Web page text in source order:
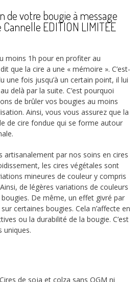
de votre bougie à message
EDITION LIMITEE
moins 1h pour en profiter au
que la cire a une « mémoire ». C’est-
une fois jusqu’à un certain point, il lui
delà par la suite. C’est pourquoi
de brûler vos bougies au moins
Ainsi, vous vous assurez que la
de cire fondue qui se forme autour
artisanalement par nos soins en cires
les cires végétales sont
mineures de couleur y compris
de légères variations de couleurs
De même, un effet givré par
certaines bougies. Cela n’affecte en
ou la durabilité de la bougie. C’est
uniques.
de soja et colza sans OGM ni